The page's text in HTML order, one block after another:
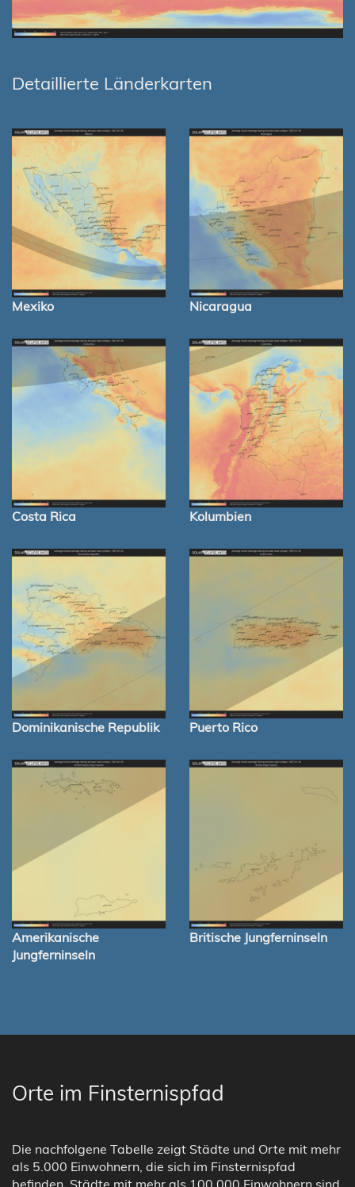
Detaillierte Länderkarten
Mexiko Nicaragua
Costa Rica Kolumbien
Dominikanische Republik Puerto Rico
Amerikanische
Jungferninseln
Britische Jungferninseln
Orte im Finsternispfad
Die nachfolgene Tabelle zeigt Städte und Orte mit mehr
als 5.000 Einwohnern, die sich im Finsternispfad